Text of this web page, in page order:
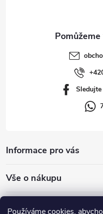
Používáme cookies,
Informace pro vás
Vše o nákupu
Přijímáme online platby